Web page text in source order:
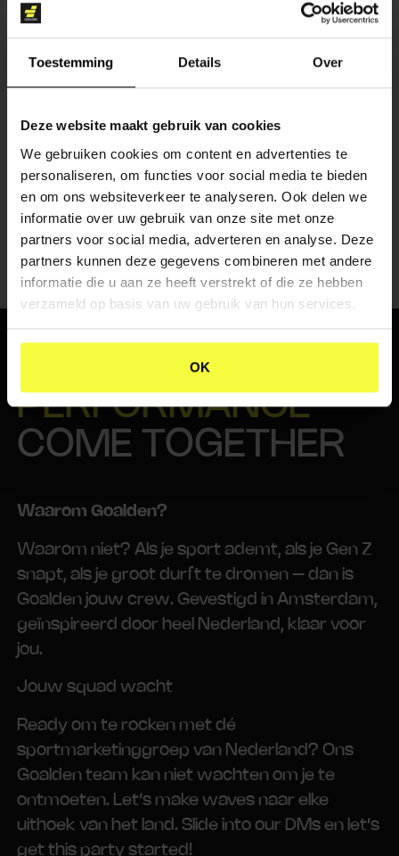
Toestemming Details Over
Deze website maakt gebruik van cookies
We gebruiken cookies om content en advertenties te
personaliseren, om functies voor social media te bieden
en om ons websiteverkeer te analyseren. Ook delen we
informatie over uw gebruik van onze site met onze
partners voor social media, adverteren en analyse. Deze
partners kunnen deze gegevens combineren met andere
informatie die u aan ze heeft verstrekt of die ze hebben
verzameld op basis van uw gebruik van hun services.
OK
CONTENT CREATIE
WHEREPASSION
PERFORMANCE
COME TOGETHER
Waarom Goalden?
Waarom niet? Als je sport ademt, als je Gen Z
snapt, als je groot durft te dromen – dan is
Goalden jouw crew. Gevestigd in Amsterdam,
geïnspireerd door heel Nederland, klaar voor
jou.
Jouw squad wacht
Ready om te rocken met dé
sportmarketinggroep van Nederland? Ons
Goalden team kan niet wachten om je te
ontmoeten. Let’s make waves naar elke
uithoek van het land. Slide into our DMs en let’s
get this party started!